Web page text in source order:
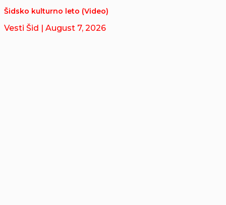
Šidsko kulturno leto (Video)
Vesti Šid | August 7, 2026